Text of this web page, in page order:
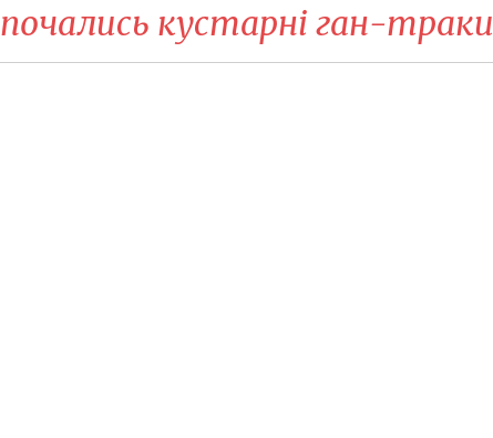
почались кустарні ган-траки